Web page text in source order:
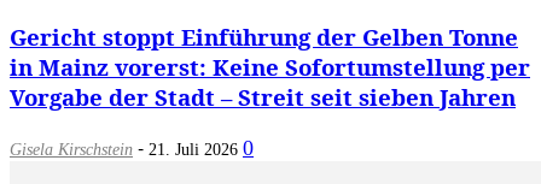
Gericht stoppt Einführung der Gelben Tonne
in Mainz vorerst: Keine Sofortumstellung per
Vorgabe der Stadt – Streit seit sieben Jahren
Gisela Kirschstein - 21. Juli 2026 0